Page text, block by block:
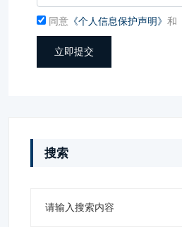
同意 《个人信息保护声明》 和
立即提交
搜索